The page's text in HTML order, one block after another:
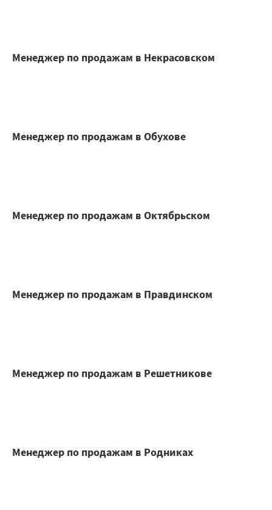
Менеджер по продажам в Некрасовском
Менеджер по продажам в Обухове
Менеджер по продажам в Октябрьском
Менеджер по продажам в Правдинском
Менеджер по продажам в Решетникове
Менеджер по продажам в Родниках